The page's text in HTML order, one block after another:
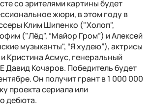
со зрителями картины будет
жюри, в этом году в
Клим Шипенко ("Холоп",
("Лёд", “Майор Гром”) и Алексей
музыканты", “Я худею”), актрисы
Кристина Асмус, генеральный
Давид Кочаров. Победитель будет
Он получит грант в 1 000 000
проекта сериала или
дебюта.